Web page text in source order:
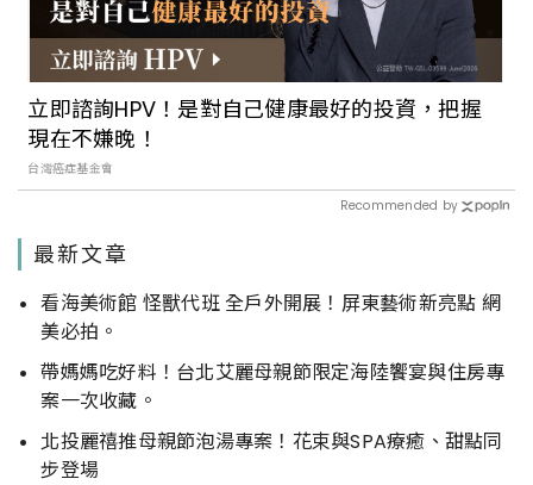
立即諮詢HPV！是對自己健康最好的投資，把握
現在不嫌晚！
台灣癌症基金會
Recommended by
最新文章
看海美術館 怪獸代班 全戶外開展！屏東藝術新亮點 網
美必拍。
帶媽媽吃好料！台北艾麗母親節限定海陸饗宴與住房專
案一次收藏。
北投麗禧推母親節泡湯專案！花束與SPA療癒、甜點同
步登場